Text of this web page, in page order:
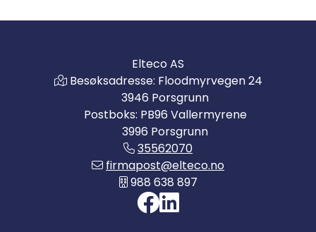
Elteco AS
Besøksadresse: Floodmyrvegen 24
3946 Porsgrunn
Postboks: PB96 Vallermyrene
3996 Porsgrunn
35562070
firmapost@elteco.no
988 638 897
Bærekraft